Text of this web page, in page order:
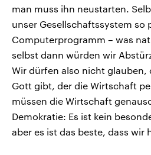
man muss ihn neustarten.
unser Gesellschaftssystem so
Computerprogramm – was
selbst dann würden wir
Wir dürfen also nicht glauben,
Gott gibt, der die Wirtschaft
müssen die Wirtschaft
Demokratie: Es ist kein
aber es ist das beste, dass wir